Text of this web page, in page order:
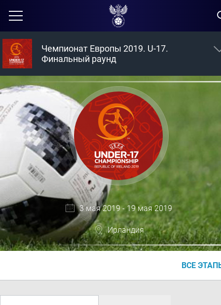
Чемпионат Европы 2019. U-17.
Финальный раунд
3 мая 2019 - 19 мая 2019
Ирландия
ВСЕ